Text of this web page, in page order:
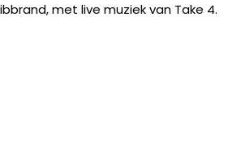
met live muziek van Take 4.